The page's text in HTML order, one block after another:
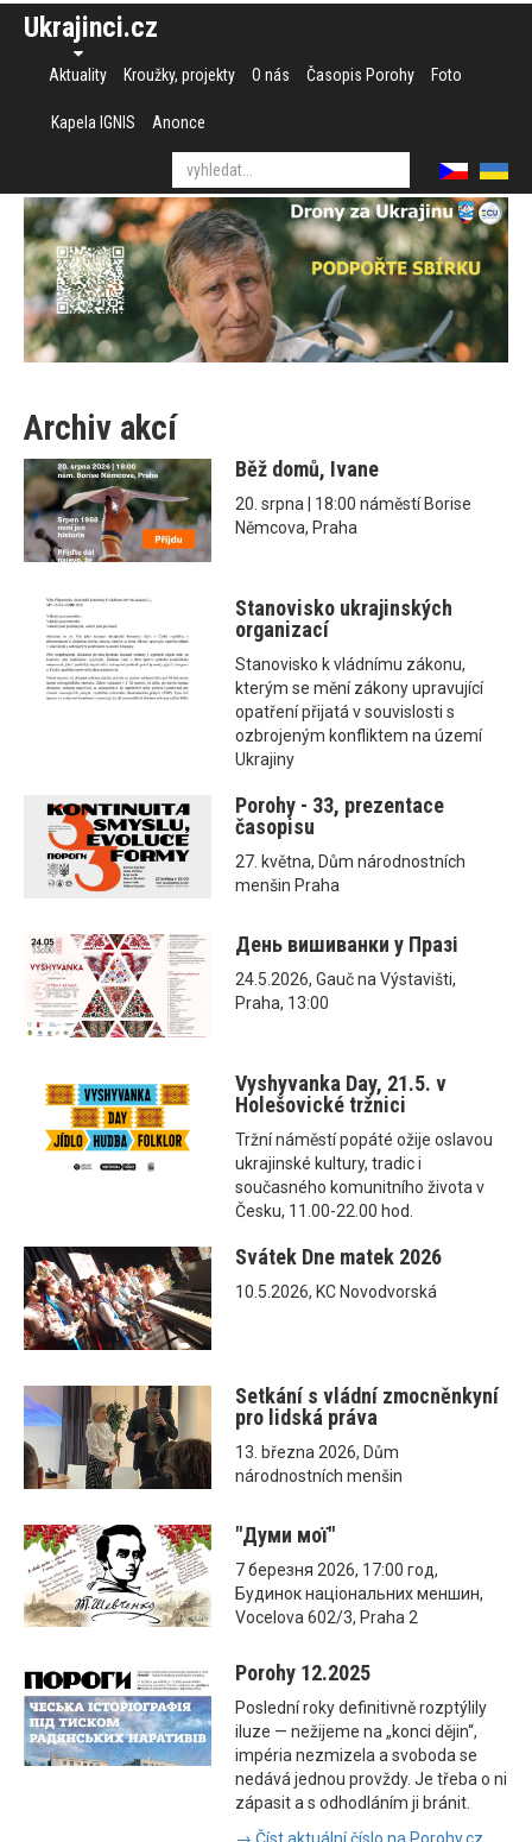
Ukrajinci.cz
Aktuality Kroužky, projekty O nás Časopis Porohy Foto
Kapela IGNIS Anonce
Archiv akcí
Běž domů, Ivane
20. srpna | 18:00 náměstí Borise
Němcova, Praha
Stanovisko ukrajinských
organizací
Stanovisko k vládnímu zákonu,
kterým se mění zákony upravující
opatření přijatá v souvislosti s
ozbrojeným konfliktem na území
Ukrajiny
Porohy - 33, prezentace
časopisu
27. května, Dům národnostních
menšin Praha
День вишиванки у Празі
24.5.2026, Gauč na Výstavišti,
Praha, 13:00
Vyshyvanka Day, 21.5. v
Holešovické tržnici
Tržní náměstí popáté ožije oslavou
ukrajinské kultury, tradic i
současného komunitního života v
Česku, 11.00-22.00 hod.
Svátek Dne matek 2026
10.5.2026, KC Novodvorská
Setkání s vládní zmocněnkyní
pro lidská práva
13. března 2026, Dům
národnostních menšin
"Думи мої"
7 березня 2026, 17:00 год,
Будинок національних меншин,
Vocelova 602/3, Praha 2
Porohy 12.2025
Poslední roky definitivně rozptýlily
iluze — nežijeme na „konci dějin“,
impéria nezmizela a svoboda se
nedává jednou provždy. Je třeba o ni
zápasit a s odhodláním ji bránit.